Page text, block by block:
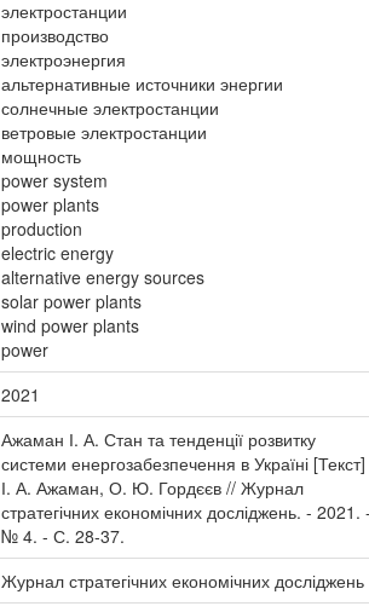
электростанции
производство
электроэнергия
альтернативные источники энергии
солнечные электростанции
ветровые электростанции
мощность
power system
power plants
production
electric energy
alternative energy sources
solar power plants
wind power plants
power
2021
Ажаман І. А. Стан та тенденції розвитку
системи енергозабезпечення в Україні
І. А. Ажаман, О. Ю. Гордєєв // Журнал
стратегічних економічних досліджень. - 2021.
№ 4. - С. 28-37.
Журнал стратегічних економічних досліджень